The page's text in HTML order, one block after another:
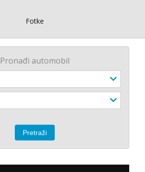
Fotke
Pronađi automobil